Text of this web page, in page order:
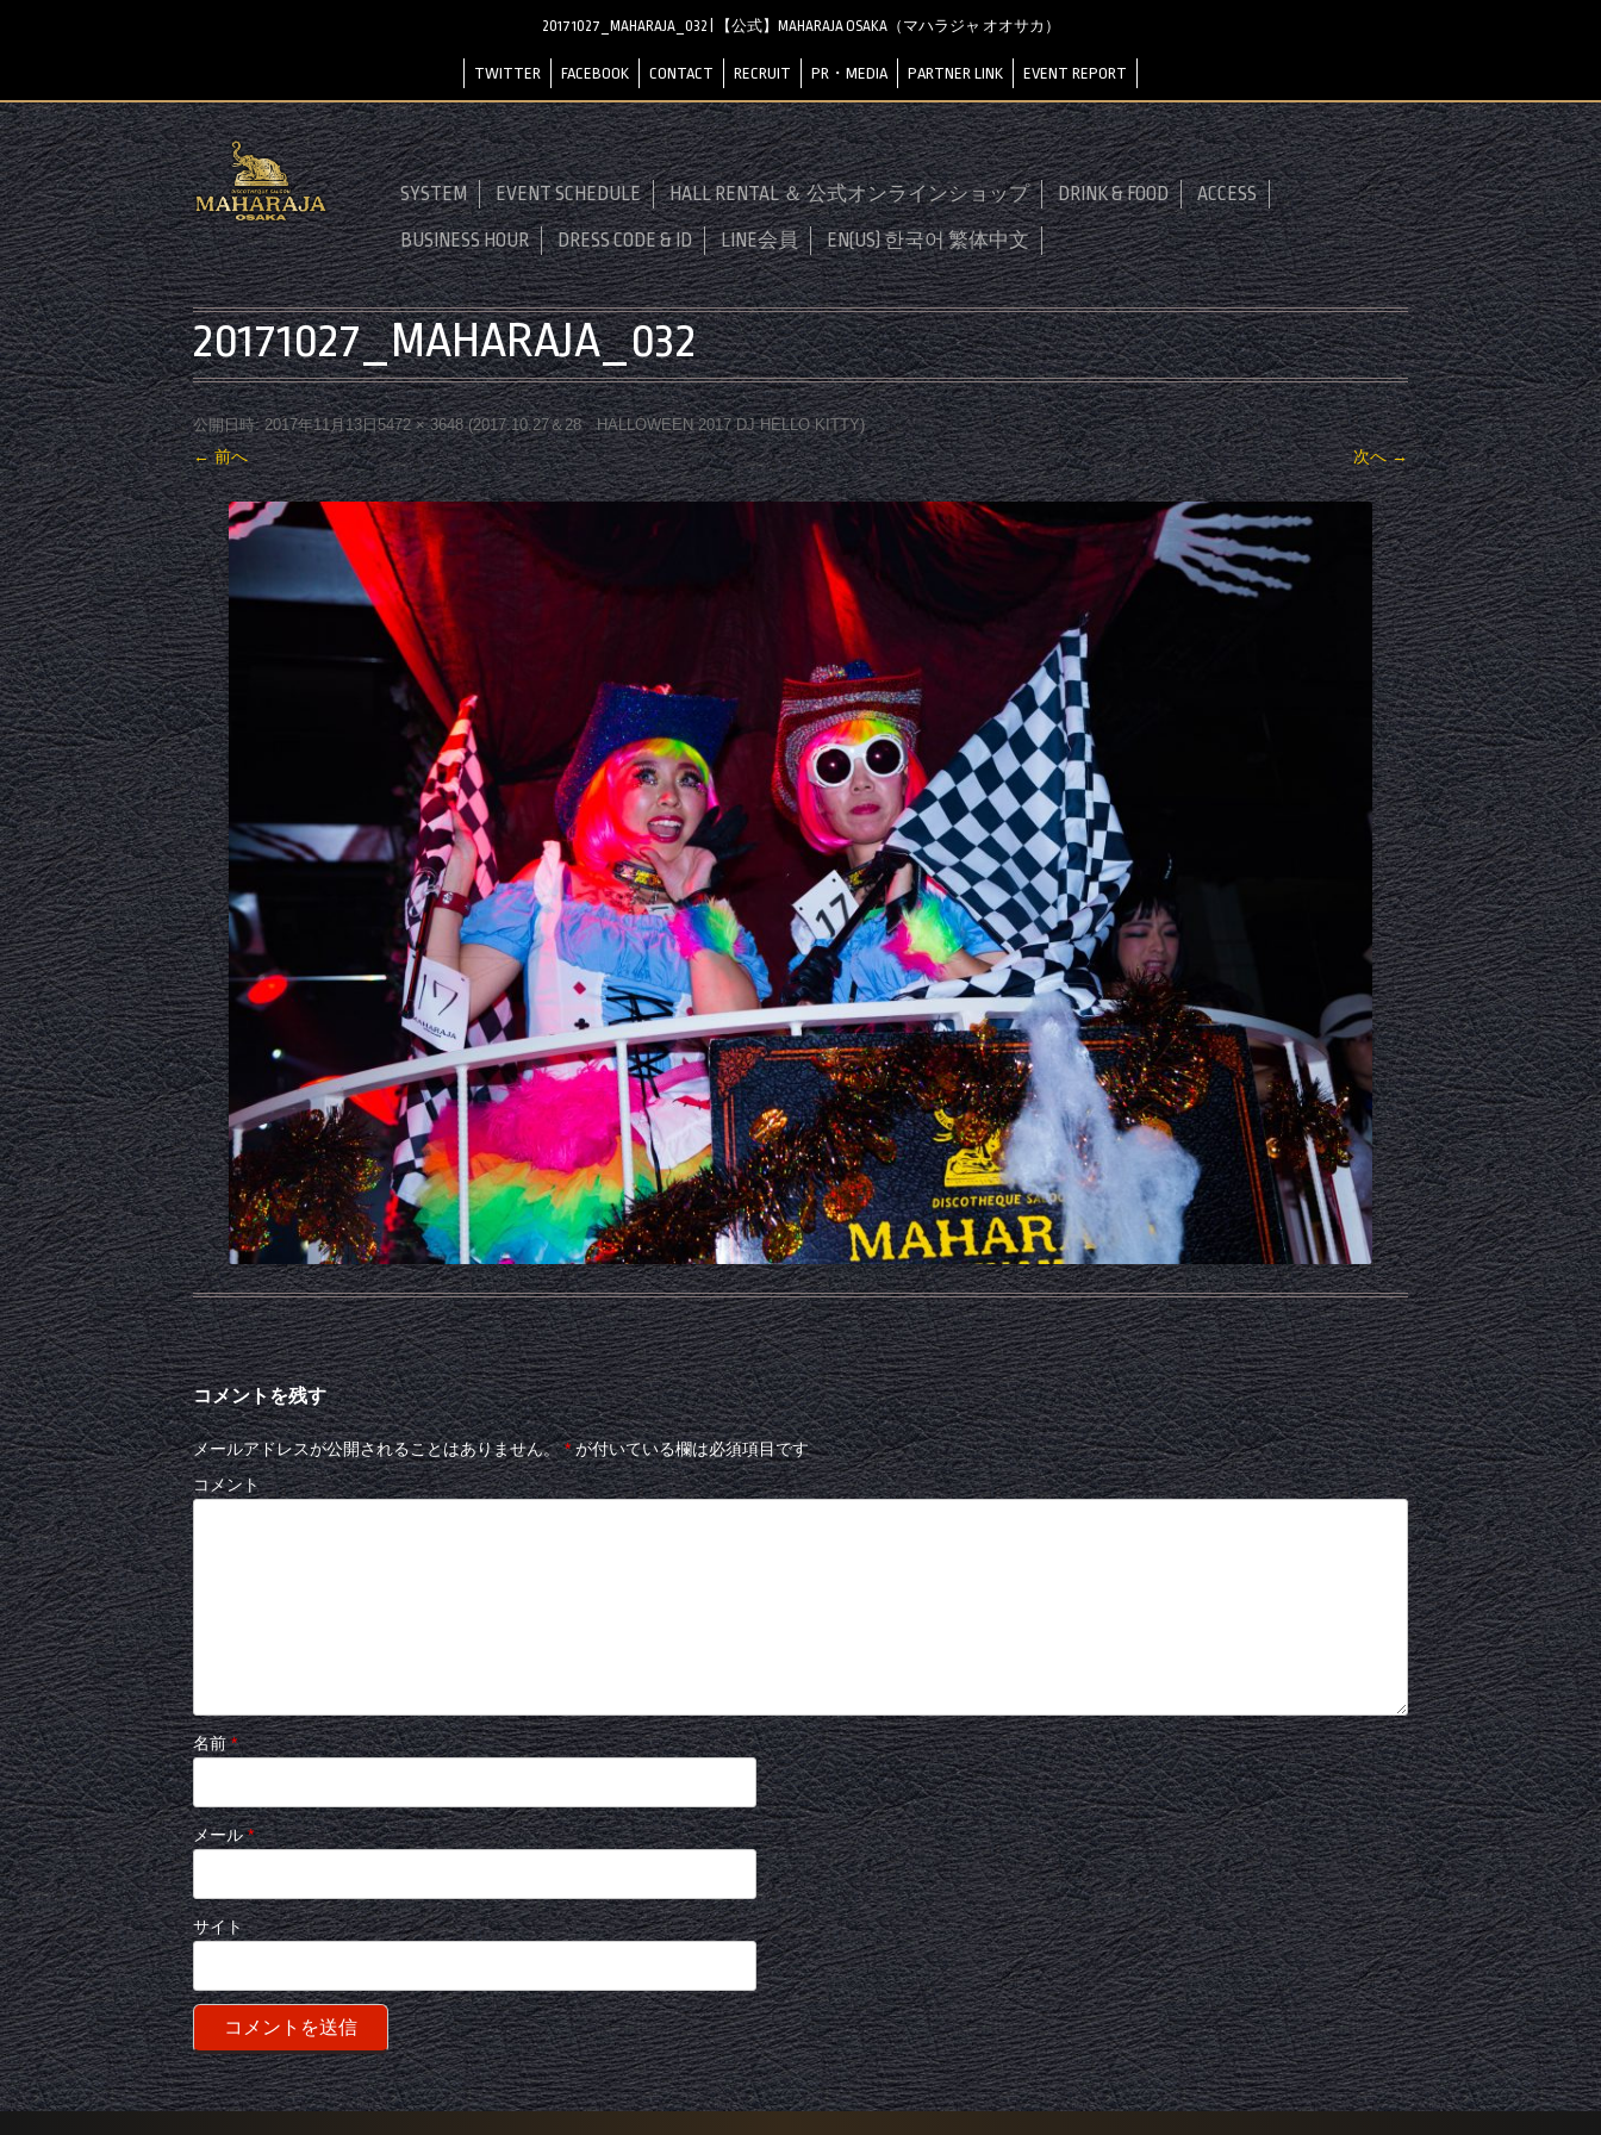
20171027_MAHARAJA_032 | 【公式】MAHARAJA OSAKA（マハラジャ オオサカ）
TWITTER FACEBOOK CONTACT RECRUIT PR・MEDIA PARTNER LINK EVENT REPORT
SYSTEM EVENT SCHEDULE HALL RENTAL ＆ 公式オンラインショップ DRINK & FOOD ACCESS
BUSINESS HOUR DRESS CODE & ID LINE会員 EN(US) 한국어 繁体中文
20171027_MAHARAJA_032
公開日時: 2017年11月13日5472 × 3648(2017.10.27＆28 HALLOWEEN 2017 DJ HELLO KITTY)
← 前へ 次へ →
コメントを残す
メールアドレスが公開されることはありません。 *が付いている欄は必須項目です
コメント
名前*
メール*
サイト